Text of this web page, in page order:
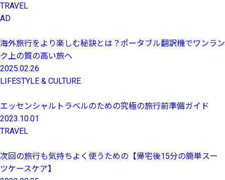
TRAVEL
AD
海外旅行をより楽しむ秘訣とは？ポータブル翻訳機でワンラン
ク上の質の高い旅へ
2025.02.26
LIFESTYLE & CULTURE
エッセンシャルトラベルのための究極の旅行前準備ガイド
2023.10.01
TRAVEL
次回の旅行も気持ちよく使うための【帰宅後15分の簡単スー
ツケースケア】